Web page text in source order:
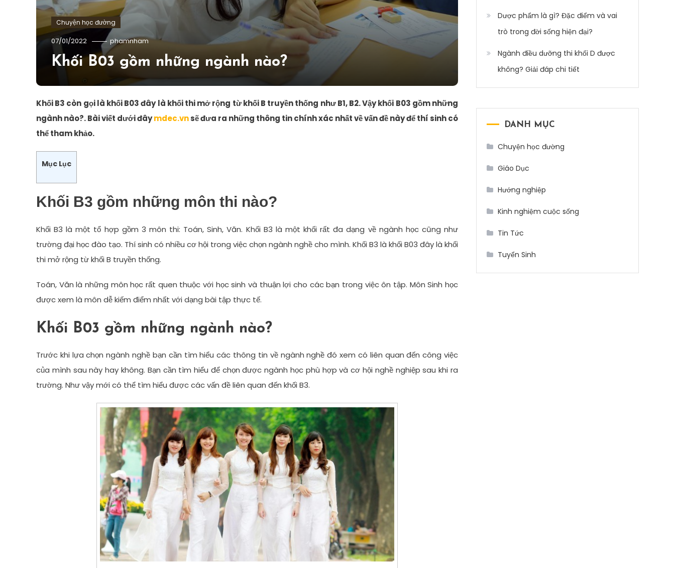
Chuyện học đường
07/01/2022 phamnham
Khối B03 gồm những ngành nào?
Khối B3 còn gọi là khối B03 đây là khối thi mở rộng từ khối B truyền thống như B1, B2. Vậy khối B03 gồm những
ngành nào?. Bài viết dưới đâymdec.vnsẽ đưa ra những thông tin chính xác nhất về vấn đề này để thí sinh có
thể tham khảo.
Mục Lục
Khối B3 gồm những môn thi nào?
Khối B3 là một tổ hợp gồm 3 môn thi: Toán, Sinh, Văn. Khối B3 là một khối rất đa dạng về ngành học cũng như
trường đại học đào tạo. Thí sinh có nhiều cơ hội trong việc chọn ngành nghề cho mình. Khối B3 là khối B03 đây là khối
thi mở rộng từ khối B truyền thống.
Toán, Văn là những môn học rất quen thuộc với học sinh và thuận lợi cho các bạn trong việc ôn tập. Môn Sinh học
được xem là môn dễ kiếm điểm nhất với dạng bài tập thực tế.
Khối B03 gồm những ngành nào?
Trước khi lựa chọn ngành nghề bạn cần tìm hiểu các thông tin về ngành nghề đó xem có liên quan đến công việc
của mình sau này hay không. Bạn cần tìm hiểu để chọn được ngành học phù hợp và cơ hội nghề nghiệp sau khi ra
trường. Như vậy mới có thể tìm hiểu được các vấn đề liên quan đến khối B3.
Dược phẩm là gì? Đặc điểm và vai
trò trong đời sống hiện đại?
Ngành điều dưỡng thi khối D được
không? Giải đáp chi tiết
DANH MỤC
Chuyện học đường
Giáo Dục
Hướng nghiệp
Kinh nghiệm cuộc sống
Tin Tức
Tuyển Sinh